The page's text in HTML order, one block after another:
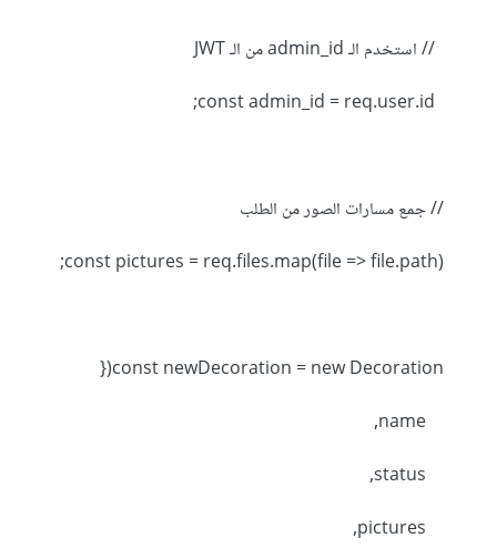
// استخدم الـ admin_id من الـ JWT
// جمع مسارات الصور من الطلب